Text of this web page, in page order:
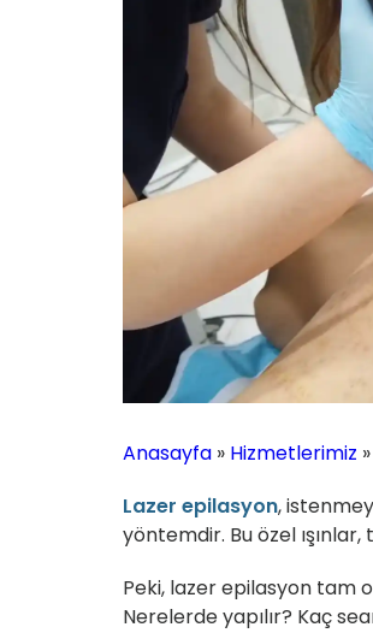
Anasayfa » Hizmetlerimiz »
Lazer epilasyon,
yöntemdir. Bu özel
Peki, lazer epilasyon tam
Nerelerde yapılır? Kaç